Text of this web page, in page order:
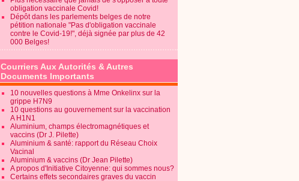
obligation vaccinale Covid!
Dépôt dans les parlements belges de notre
pétition nationale "Pas d'obligation vaccinale
contre le Covid-19!", déjà signée par plus de 42
000 Belges!
Courriers Aux Autorités & Autres
Documents Importants
10 nouvelles questions à Mme Onkelinx sur la
grippe H7N9
10 questions au gouvernement sur la vaccination
A H1N1
Aluminium, champs électromagnétiques et
vaccins (Dr J. Pilette)
Aluminium & santé: rapport du Réseau Choix
Vacinal
Aluminium & vaccins (Dr Jean Pilette)
A propos d'Initiative Citoyenne: qui sommes nous?
Certains effets secondaires graves du vaccin